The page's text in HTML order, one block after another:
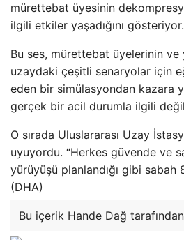
mürettebat üyesinin
ilgili etkiler yaşadığını gösteriyor.
Bu ses, mürettebat üyelerinin ve
uzaydaki çeşitli senaryolar için
eden bir simülasyondan kazara
gerçek bir acil durumla ilgili
O sırada Uluslararası Uzay
uyuyordu. “Herkes güvende ve
yürüyüşü planlandığı gibi sabah
(DHA)
Bu içerik Hande Dağ tarafından